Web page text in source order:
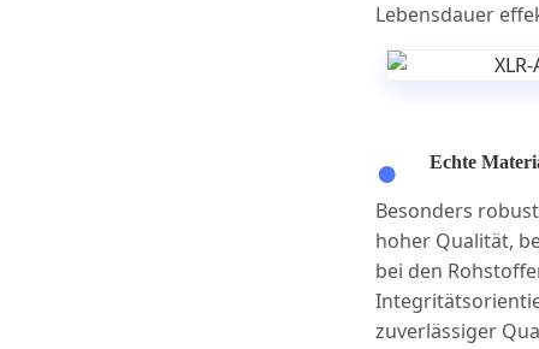
Lebensdauer
Echte
Besonders
hoher Qualität,
bei den
zuverlässiger